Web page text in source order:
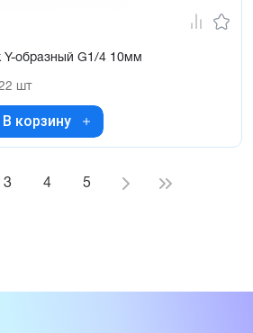
Y-образный G1/4 10мм
шт
В корзину
3 4 5